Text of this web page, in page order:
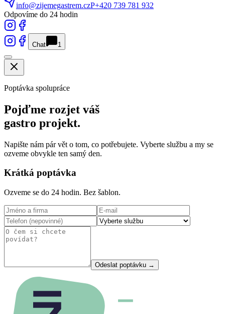
info@zijemegastrem.czP+420 739 781 932
Odpovíme do 24 hodin
Chat 1
Poptávka spolupráce
Pojďme rozjet váš
gastro projekt.
Napište nám pár vět o tom, co potřebujete. Vyberte službu a my se
ozveme obvykle ten samý den.
Krátká poptávka
Ozveme se do 24 hodin. Bez šablon.
Odeslat poptávku →